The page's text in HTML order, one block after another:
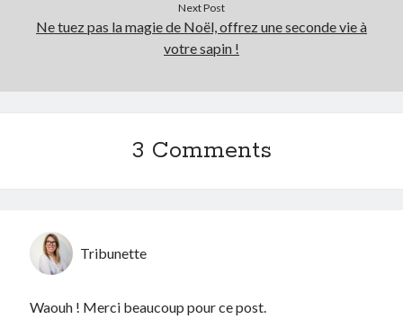
Next Post
Ne tuez pas la magie de Noël, offrez une seconde vie à
votre sapin !
3 Comments
Tribunette
Waouh ! Merci beaucoup pour ce post.